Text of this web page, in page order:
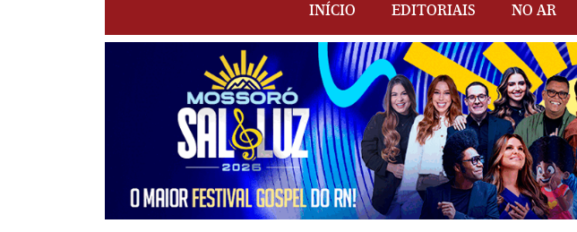
INÍCIO EDITORIAIS NO AR